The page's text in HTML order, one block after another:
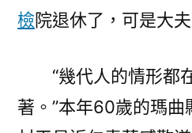
檢院退休了，可是大
“幾代人的情形都
著。”本年60歲的瑪